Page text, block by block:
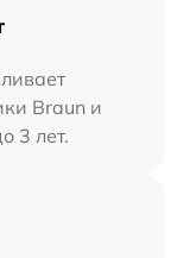
Braun и
3 лет.